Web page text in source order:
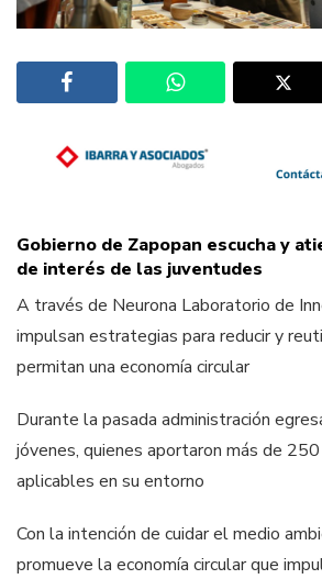
Gobierno de Zapopan escucha y
de interés de las juventudes
A través de Neurona Laboratorio de
impulsan estrategias para reducir y
permitan una economía circular
Durante la pasada administración
jóvenes, quienes aportaron más de
aplicables en su entorno
Con la intención de cuidar el medio
promueve la economía circular que